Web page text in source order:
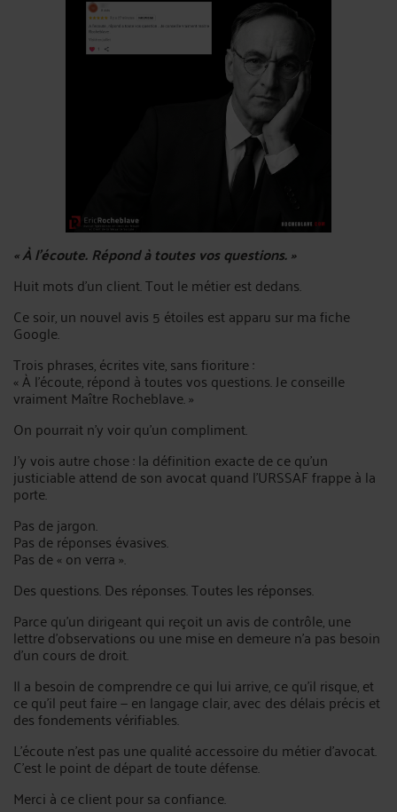
« À l'écoute. Répond à toutes vos questions. »
Huit mots d'un client. Tout le métier est dedans.
Ce soir, un nouvel avis 5 étoiles est apparu sur ma fiche
Google.
Trois phrases, écrites vite, sans fioriture :
« À l'écoute, répond à toutes vos questions. Je conseille
vraiment Maître Rocheblave. »
On pourrait n'y voir qu'un compliment.
J'y vois autre chose : la définition exacte de ce qu'un
justiciable attend de son avocat quand l'URSSAF frappe à la
porte.
Pas de jargon.
Pas de réponses évasives.
Pas de « on verra ».
Des questions. Des réponses. Toutes les réponses.
Parce qu'un dirigeant qui reçoit un avis de contrôle, une
lettre d'observations ou une mise en demeure n'a pas besoin
d'un cours de droit.
Il a besoin de comprendre ce qui lui arrive, ce qu'il risque, et
ce qu'il peut faire — en langage clair, avec des délais précis et
des fondements vérifiables.
L'écoute n'est pas une qualité accessoire du métier d'avocat.
C'est le point de départ de toute défense.
Merci à ce client pour sa confiance.